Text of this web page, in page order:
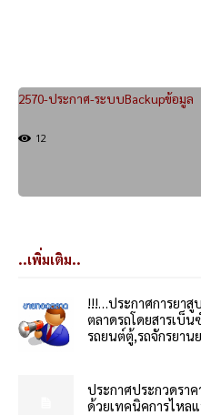
2570-ประกาศ-ระบบBackupข้อมูล
12
..เพิ่มเติม..
!!!…ประกาศการยา
ตลาดรถโดยสารเบ็น
รถยนต์ตู้,รถจักรยานย
ประกาศประกวดรา
ด้วยเทคนิคการไหล